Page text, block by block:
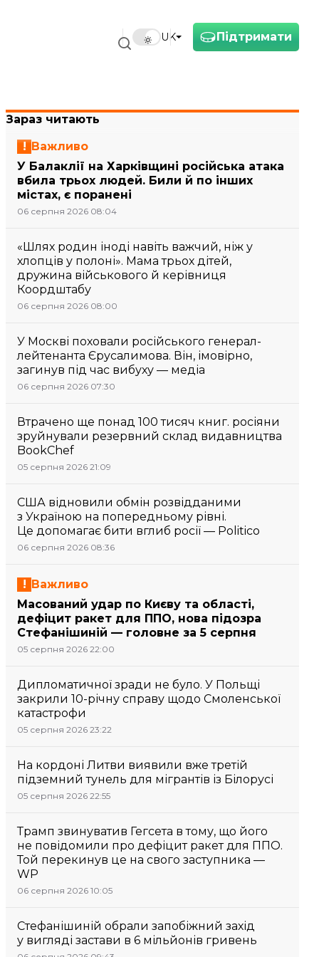
Підтримати
UK
Зараз читають
Важливо
У Балаклії на Харківщині російська атака
вбила трьох людей. Били й по інших
містах, є поранені
06 серпня 2026 08:04
«Шлях родин іноді навіть важчий, ніж у
хлопців у полоні». Мама трьох дітей,
дружина військового й керівниця
Коордштабу
06 серпня 2026 08:00
У Москві поховали російського генерал-
лейтенанта Єрусалимова. Він, імовірно,
загинув під час вибуху — медіа
06 серпня 2026 07:30
Втрачено ще понад 100 тисяч книг. росіяни
зруйнували резервний склад видавництва
BookChef
05 серпня 2026 21:09
США відновили обмін розвідданими
з Україною на попередньому рівні.
Це допомагає бити вглиб росії — Politico
06 серпня 2026 08:36
Важливо
Масований удар по Києву та області,
дефіцит ракет для ППО, нова підозра
Стефанішиній — головне за 5 серпня
05 серпня 2026 22:00
Дипломатичної зради не було. У Польщі
закрили 10-річну справу щодо Смоленської
катастрофи
05 серпня 2026 23:22
На кордоні Литви виявили вже третій
підземний тунель для мігрантів із Білорусі
05 серпня 2026 22:55
Трамп звинуватив Гегсета в тому, що його
не повідомили про дефіцит ракет для ППО.
Той перекинув це на свого заступника —
WP
06 серпня 2026 10:05
Стефанішиній обрали запобіжний захід
у вигляді застави в 6 мільйонів гривень